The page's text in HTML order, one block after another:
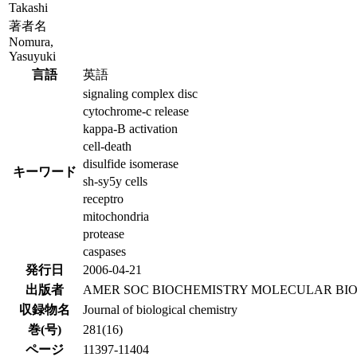
Takashi
著者名
Nomura,
Yasuyuki
言語
英語
キーワード
signaling complex disc
cytochrome-c release
kappa-B activation
cell-death
disulfide isomerase
sh-sy5y cells
receptro
mitochondria
protease
caspases
発行日
2006-04-21
出版者
AMER SOC BIOCHEMISTRY MOLECULAR
収録物名
Journal of biological chemistry
巻(号)
281(16)
ページ
11397-11404